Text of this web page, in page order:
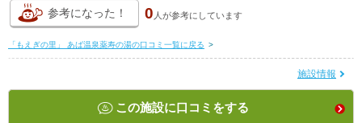
参考になった！ 0 人が参考にしています
「もえぎの里」 あば温泉薬寿の湯の口コミ一覧に戻る >
施設情報
この施設に口コミをする